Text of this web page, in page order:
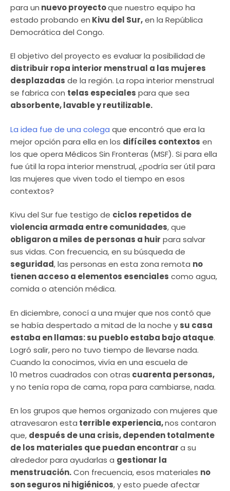
para un nuevo proyectoque nuestro equipo ha
estado probando en Kivu del Sur,en la República
Democrática del Congo.
El objetivo del proyecto es evaluar la posibilidadde
distribuir ropa interior menstrual a las mujeres
desplazadas de la región. La ropa interior menstrual
se fabrica con telas especiales para que sea
absorbente, lavable y reutilizable.
La idea fue de una colega que encontró que era la
mejor opción para ella en los difíciles contextos en
los que opera Médicos Sin Fronteras (MSF). Si para ella
fue útil la ropa interior menstrual, ¿podría ser útil para
las mujeres que viven todo el tiempo en esos
contextos?
Kivu del Sur fue testigo de ciclos repetidos de
violencia armada entre comunidades, que
obligaron a miles de personas a huir para salvar
sus vidas. Con frecuencia, en su búsqueda de
seguridad, las personas en esta zona remota no
tienen acceso a elementos esenciales como agua,
comida o atención médica.
En diciembre, conocí a una mujer que nos contó que
se había despertado a mitad de la noche y su casa
estaba en llamas: su pueblo estaba bajo ataque.
Logró salir, pero no tuvo tiempo de llevarse nada.
Cuando la conocimos, vivía en una escuela de
10 metros cuadrados con otras cuarenta personas,
y no tenía ropa de cama, ropa para cambiarse, nada.
En los grupos que hemos organizado con mujeres que
atravesaron esta terrible experiencia,nos contaron
que, después de una crisis, dependen totalmente
de los materiales que puedan encontrara su
alrededor para ayudarlas a gestionar la
menstruación.Con frecuencia, esos materiales no
son seguros ni higiénicos, y esto puede afectar